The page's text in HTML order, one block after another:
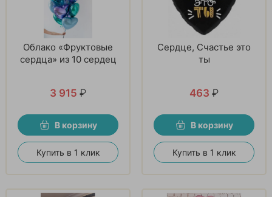
Облако «Фруктовые
сердца» из 10 сердец
3 915 ₽
В корзину
Купить в 1 клик
Сердце, Счастье это
ты
463 ₽
В корзину
Купить в 1 клик